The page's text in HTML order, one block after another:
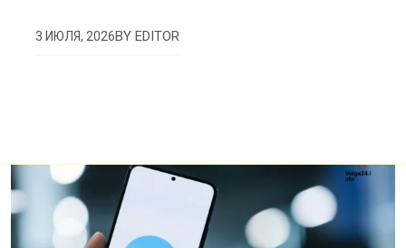
3 ИЮЛЯ, 2026BYEDITOR